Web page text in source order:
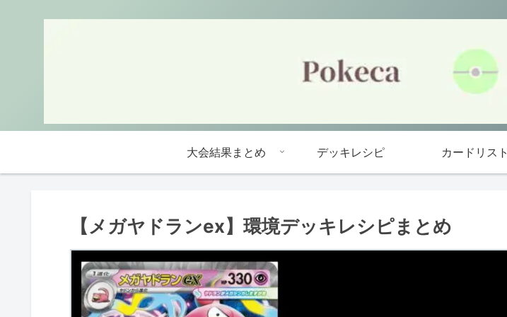
大会結果まとめ デッキレシピ カードリスト
【メガヤドランex】環境デッキレシピまとめ